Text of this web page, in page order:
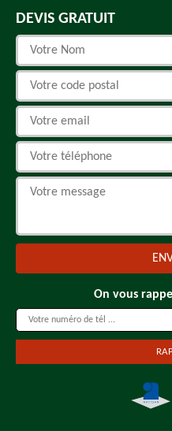
DEVIS GRATUIT
On vous